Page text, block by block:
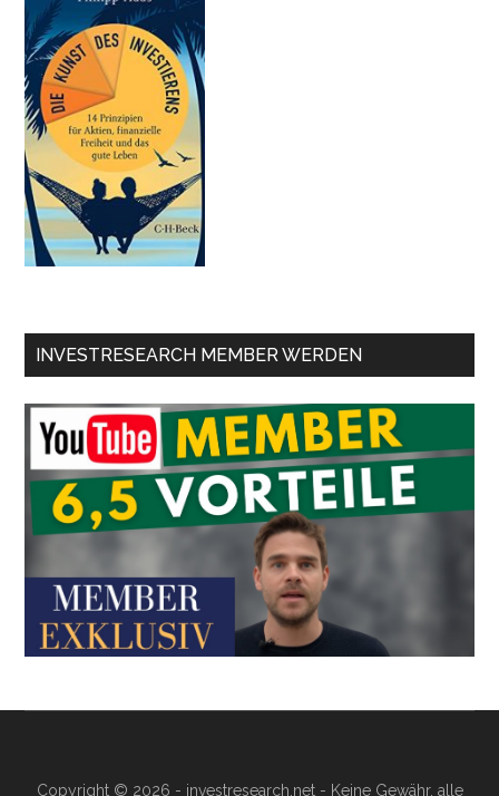
INVESTRESEARCH MEMBER WERDEN
Copyright © 2026 - investresearch.net - Keine Gewähr, alle